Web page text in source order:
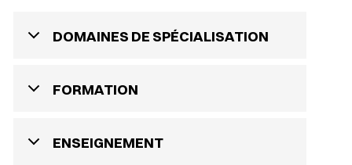
DOMAINES DE SPÉCIALISATION
FORMATION
ENSEIGNEMENT